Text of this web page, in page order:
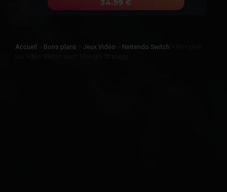
34.99 €
Accueil Bons plans Jeux Vidéo Nintendo Switch